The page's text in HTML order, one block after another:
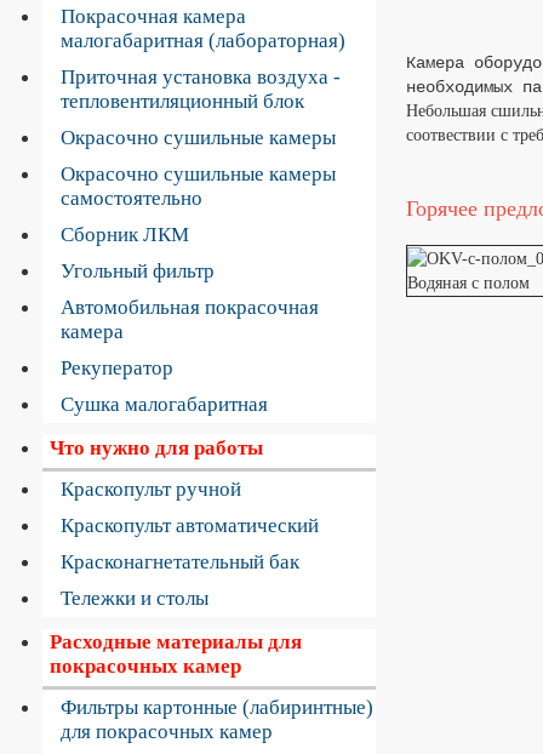
Покрасочная камера
малогабаритная (лабораторная)
Приточная установка воздуха -
тепловентиляционный блок
Окрасочно сушильные камеры
Окрасочно сушильные камеры
самостоятельно
Сборник ЛКМ
Угольный фильтр
Автомобильная покрасочная
камера
Рекуператор
Сушка малогабаритная
Что нужно для работы
Краскопульт ручной
Краскопульт автоматический
Красконагнетательный бак
Тележки и столы
Расходные материалы для
покрасочных камер
Фильтры картонные (лабиринтные)
для покрасочных камер
Камера
необходимых
Небольшая
соотвествии с
Горячее
Водяная с полом